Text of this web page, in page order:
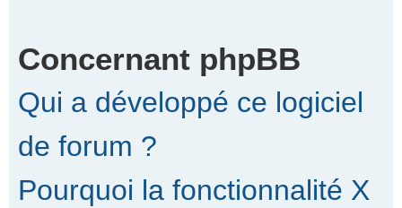
Concernant phpBB
Qui a développé ce logiciel
de forum ?
Pourquoi la fonctionnalité X